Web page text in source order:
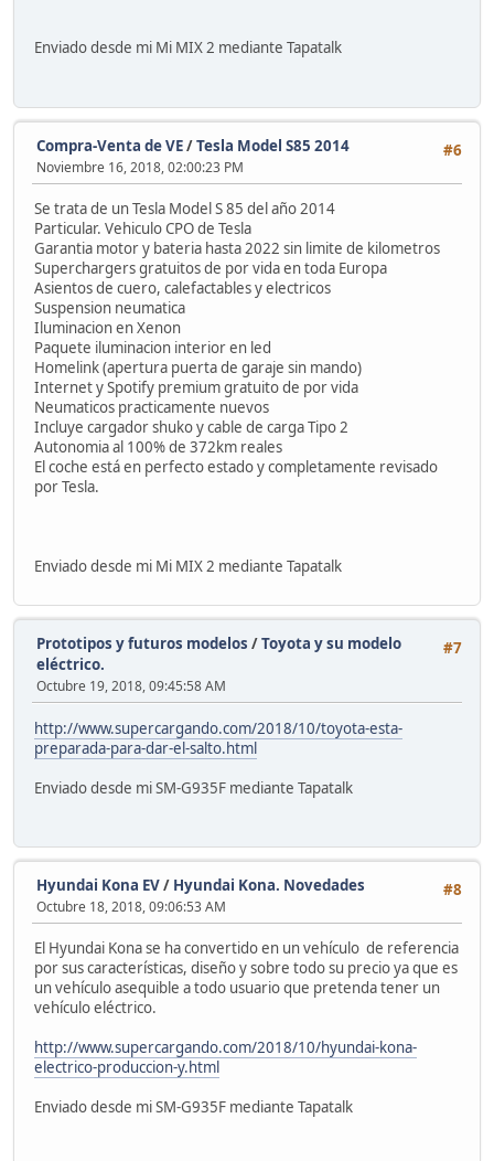
Enviado desde mi Mi MIX 2 mediante Tapatalk
#6
Compra-Venta de VE/Tesla Model S85 2014
Noviembre 16, 2018, 02:00:23 PM
Se trata de un Tesla Model S 85 del año 2014
Particular. Vehiculo CPO de Tesla
Garantia motor y bateria hasta 2022 sin limite de kilometros
Superchargers gratuitos de por vida en toda Europa
Asientos de cuero, calefactables y electricos
Suspension neumatica
Iluminacion en Xenon
Paquete iluminacion interior en led
Homelink (apertura puerta de garaje sin mando)
Internet y Spotify premium gratuito de por vida
Neumaticos practicamente nuevos
Incluye cargador shuko y cable de carga Tipo 2
Autonomia al 100% de 372km reales
El coche está en perfecto estado y completamente revisado
por Tesla.
Enviado desde mi Mi MIX 2 mediante Tapatalk
#7
Prototipos y futuros modelos /Toyota y su modelo
eléctrico.
Octubre 19, 2018, 09:45:58 AM
http://www.supercargando.com/2018/10/toyota-esta-
preparada-para-dar-el-salto.html
Enviado desde mi SM-G935F mediante Tapatalk
#8
Hyundai Kona EV/ Hyundai Kona. Novedades
Octubre 18, 2018, 09:06:53 AM
El Hyundai Kona se ha convertido en un vehículo de referencia
por sus características, diseño y sobre todo su precio ya que es
un vehículo asequible a todo usuario que pretenda tener un
vehículo eléctrico.
http://www.supercargando.com/2018/10/hyundai-kona-
electrico-produccion-y.html
Enviado desde mi SM-G935F mediante Tapatalk